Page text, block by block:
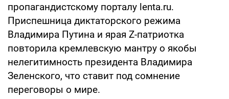
пропагандистскому порталу lenta.ru.
Приспешница диктаторского режима
Владимира Путина и ярая Z-патриотка
повторила кремлевскую мантру о якобы
нелегитимность президента Владимира
Зеленского, что ставит под сомнение
переговоры о мире.